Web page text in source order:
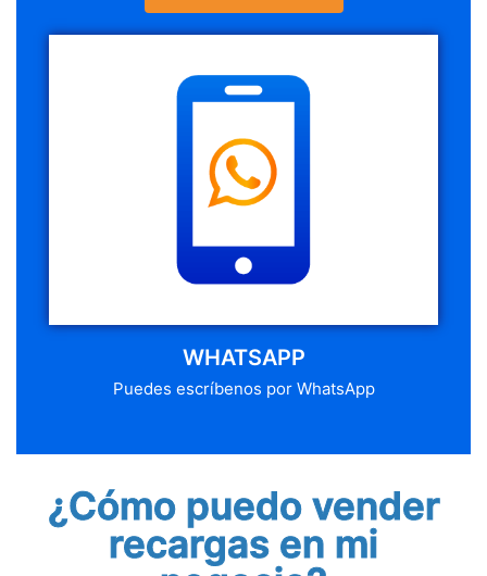
WHATSAPP
Puedes escríbenos por WhatsApp
¿Cómo puedo vender
recargas en mi